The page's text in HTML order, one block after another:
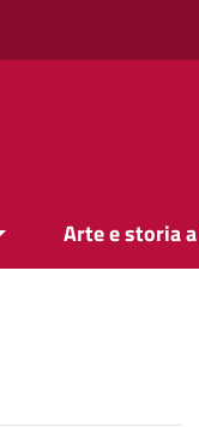
Arte e storia